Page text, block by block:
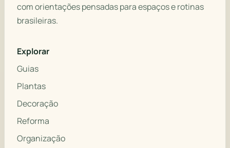
com orientações pensadas para espaços e rotinas
brasileiras.
Explorar
Guias
Plantas
Decoração
Reforma
Organização